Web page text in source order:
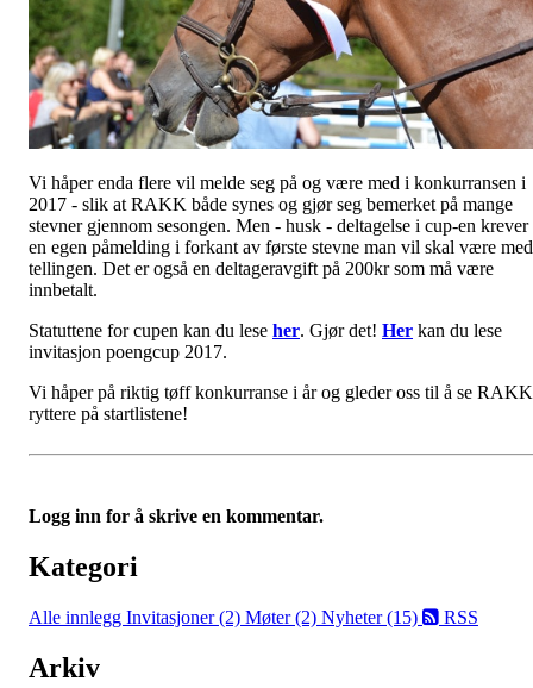
Vi håper enda flere vil melde seg på og være med i konkurransen i
2017 - slik at RAKK både synes og gjør seg bemerket på mange
stevner gjennom sesongen. Men - husk - deltagelse i cup-en krever
en egen påmelding i forkant av første stevne man vil skal være
tellingen. Det er også en deltageravgift på 200kr som må være
innbetalt.
Statuttene for cupen kan du lese her. Gjør det! Her kan du lese
invitasjon poengcup 2017.
Vi håper på riktig tøff konkurranse i år og gleder oss til å se
ryttere på startlistene!
Logg inn for å skrive en kommentar.
Kategori
Alle innlegg Invitasjoner (2) Møter (2) Nyheter (15) RSS
Arkiv